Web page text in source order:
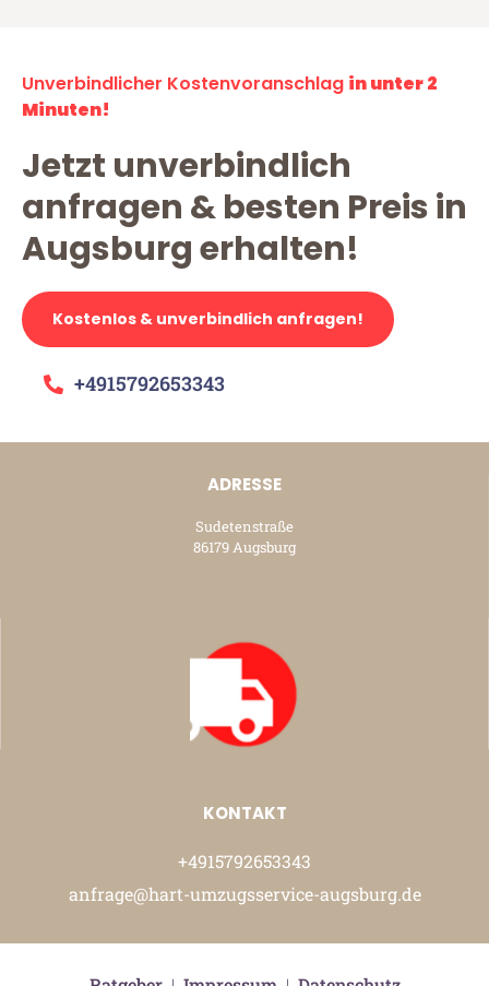
Unverbindlicher Kostenvoranschlag in unter 2
Minuten!
Jetzt unverbindlich
anfragen & besten Preis in
Augsburg erhalten!
Kostenlos & unverbindlich anfragen!
+4915792653343
ADRESSE
Sudetenstraße
86179 Augsburg
KONTAKT
+4915792653343
anfrage@hart-umzugsservice-augsburg.de